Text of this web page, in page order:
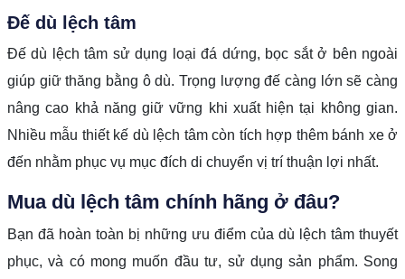
Đế dù lệch tâm
Đế dù lệch tâm sử dụng loại đá dứng, bọc sắt ở bên ngoài
giúp giữ thăng bằng ô dù. Trọng lượng đế càng lớn sẽ càng
nâng cao khả năng giữ vững khi xuất hiện tại không gian.
Nhiều mẫu thiết kế dù lệch tâm còn tích hợp thêm bánh xe ở
đến nhằm phục vụ mục đích di chuyển vị trí thuận lợi nhất.
Mua dù lệch tâm chính hãng ở đâu?
Bạn đã hoàn toàn bị những ưu điểm của dù lệch tâm thuyết
phục, và có mong muốn đầu tư, sử dụng sản phẩm. Song